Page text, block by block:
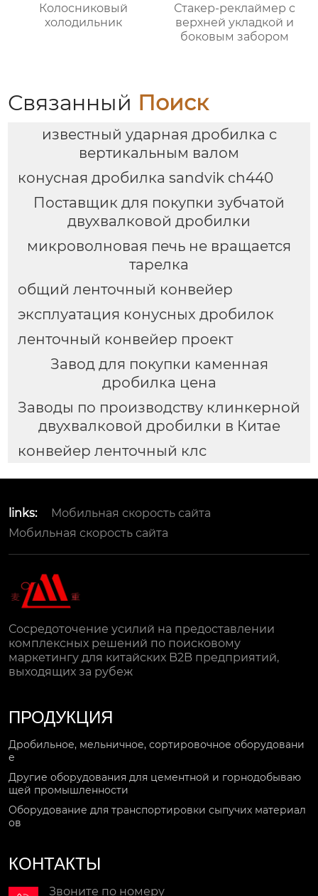
Колосниковый
холодильник
Стакер-реклаймер с
верхней укладкой и
боковым забором
Связанный Поиск
известный ударная дробилка с
вертикальным валом
конусная дробилка sandvik ch440
Поставщик для покупки зубчатой
двухвалковой дробилки
микроволновая печь не вращается
тарелка
общий ленточный конвейер
эксплуатация конусных дробилок
ленточный конвейер проект
Завод для покупки каменная
дробилка цена
Заводы по производству клинкерной
двухвалковой дробилки в Китае
конвейер ленточный клс
links:
Мобильная скорость сайта
Мобильная скорость сайта
Сосредоточение усилий на предоставлении
комплексных решений по поисковому
маркетингу для китайских B2B предприятий,
выходящих за рубеж
ПРОДУКЦИЯ
Дробильное, мельничное, сортировочное оборудовани
е
Другие оборудования для цементной и горнодобываю
щей промышленности
Оборудование для транспортировки сыпучих материал
ов
КОНТАКТЫ
Звоните по номеру